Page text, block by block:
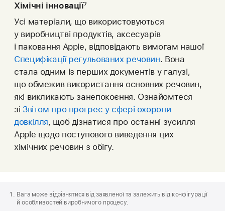
Хімічні інновації7
Усі матеріали, що використовуються
у виробництві продуктів, аксесуарів
і паковання Apple, відповідають вимогам нашої
Специфікації регульованих речовинPDF
(відкриється
в новій
вкладці)
. Вона
стала одним із перших документів у галузі,
що обмежив використання основних речовин,
які викликають занепокоєння. Ознайомтеся
зі Звітом про прогрес у сфері охорони
довкілляPDF
(відкриється
в новій
, щоб дізнатися про останні зусилля
Apple щодо поступового виведення цих
хімічних речовин з обігу.
колонтитул
Apple
Вага може відрізнятися від заявленої та залежить від конфігурації
й особливостей виробничого процесу.